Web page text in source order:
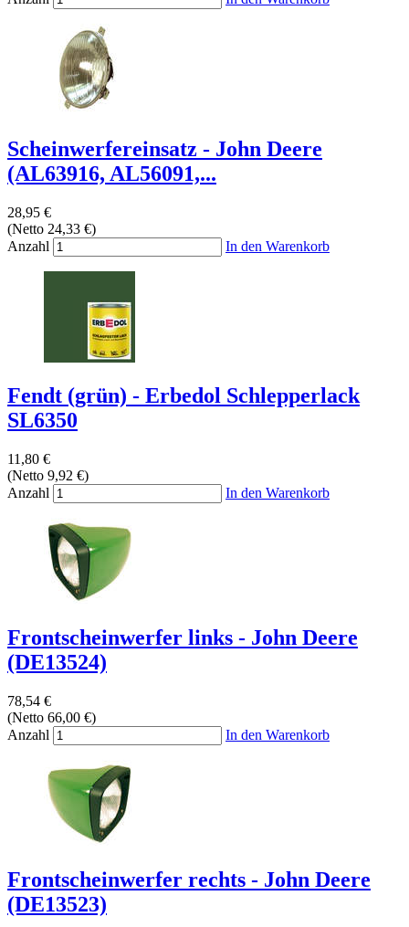
Scheinwerfereinsatz - John Deere
(AL63916, AL56091,...
28,95 €
(Netto 24,33 €)
Anzahl
In den Warenkorb
Fendt (grün) - Erbedol Schlepperlack
SL6350
11,80 €
(Netto 9,92 €)
Anzahl
In den Warenkorb
Frontscheinwerfer links - John Deere
(DE13524)
78,54 €
(Netto 66,00 €)
Anzahl
In den Warenkorb
Frontscheinwerfer rechts - John Deere
(DE13523)